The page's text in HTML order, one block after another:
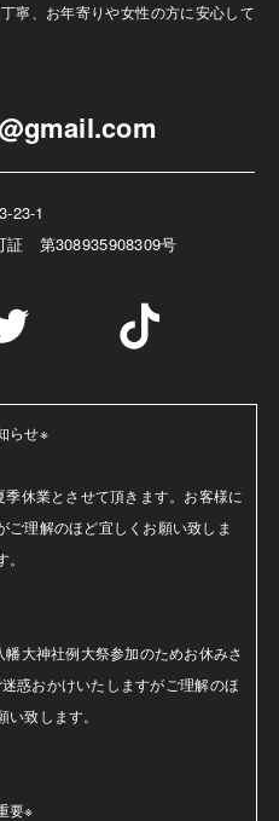
寧、お年寄りや女性の方に安心して
23-1
証 第308935908309号
らせ※
休業とさせて頂きます。お客様に
理解のほど宜しくお願い致しま
。
大神社例大祭参加のためお休みさ
惑おかけいたしますがご理解のほ
い致します。
要※